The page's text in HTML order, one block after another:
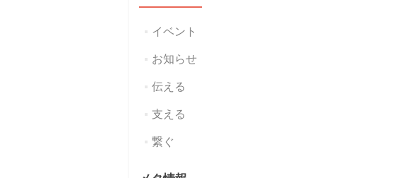
イベント
お知らせ
伝える
支える
繋ぐ